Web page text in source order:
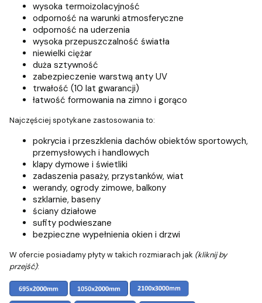
wysoka termoizolacyjność
odporność na warunki atmosferyczne
odporność na uderzenia
wysoka przepuszczalność światła
niewielki ciężar
duża sztywność
zabezpieczenie warstwą anty UV
trwałość (10 lat gwarancji)
łatwość formowania na zimno i gorąco
Najczęściej spotykane zastosowania to:
pokrycia i przeszklenia dachów obiektów sportowych,
przemysłowych i handlowych
klapy dymowe i świetliki
zadaszenia pasaży, przystanków, wiat
werandy, ogrody zimowe, balkony
szklarnie, baseny
ściany działowe
sufity podwieszane
bezpieczne wypełnienia okien i drzwi
W ofercie posiadamy płyty w takich rozmiarach jak (kliknij by
przejść):